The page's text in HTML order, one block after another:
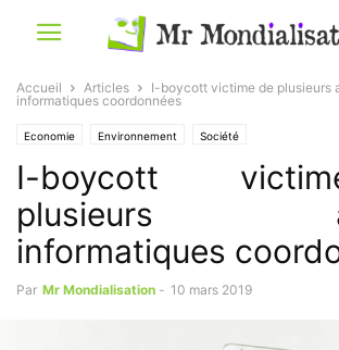
Accueil Articles
I-boycott victime de plusieurs
informatiques coordonnées
Economie Environnement Société
I-boycott
plusieurs
informatiques
Par Mr Mondialisation - 10 mars 2019